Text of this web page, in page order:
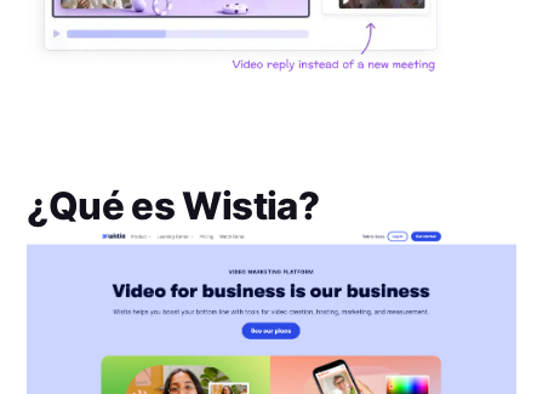
¿Qué esWistia?